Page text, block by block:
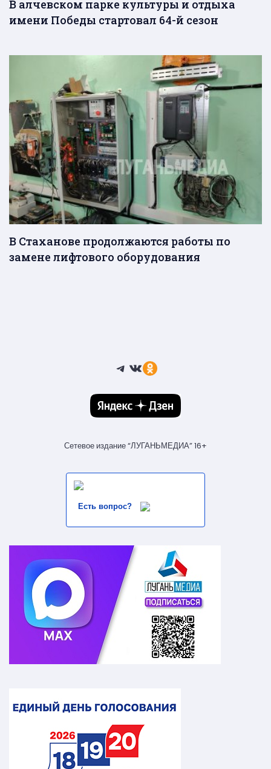
В алчевском парке культуры и отдыха
имени Победы стартовал 64-й сезон
В Стаханове продолжаются работы по
замене лифтового оборудования
Telegram
ВКонтакте
Ссылка
Сетевое издание “ЛУГАНЬМЕДИА” 16+
Есть вопрос?